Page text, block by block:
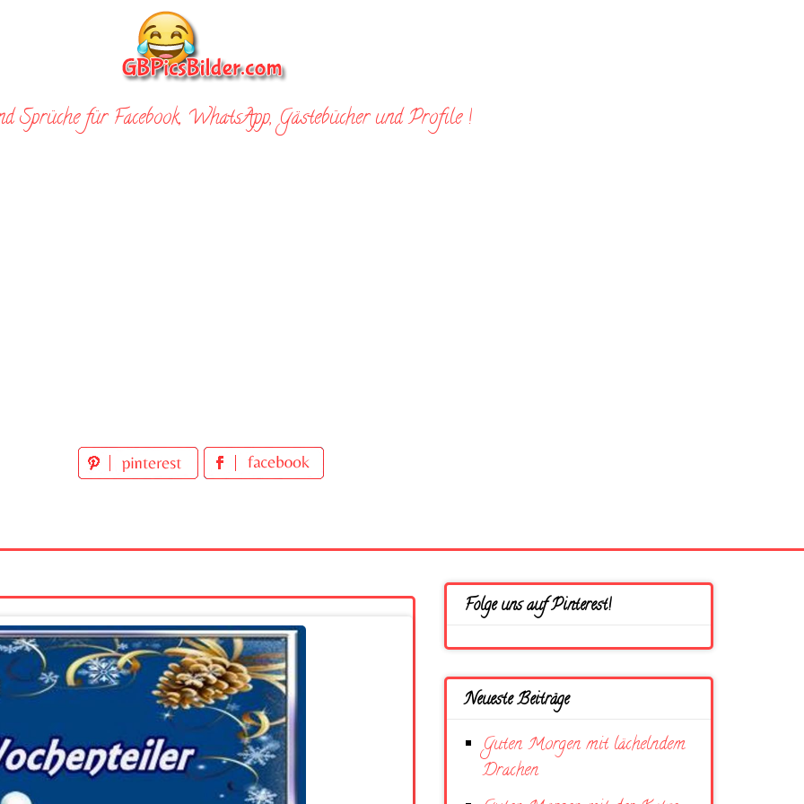
Sprüche für Facebook, WhatsApp, Gästebücher und Profile !
Folge uns auf Pinterest!
Neueste Beiträge
Guten Morgen mit lächelndem
Drachen